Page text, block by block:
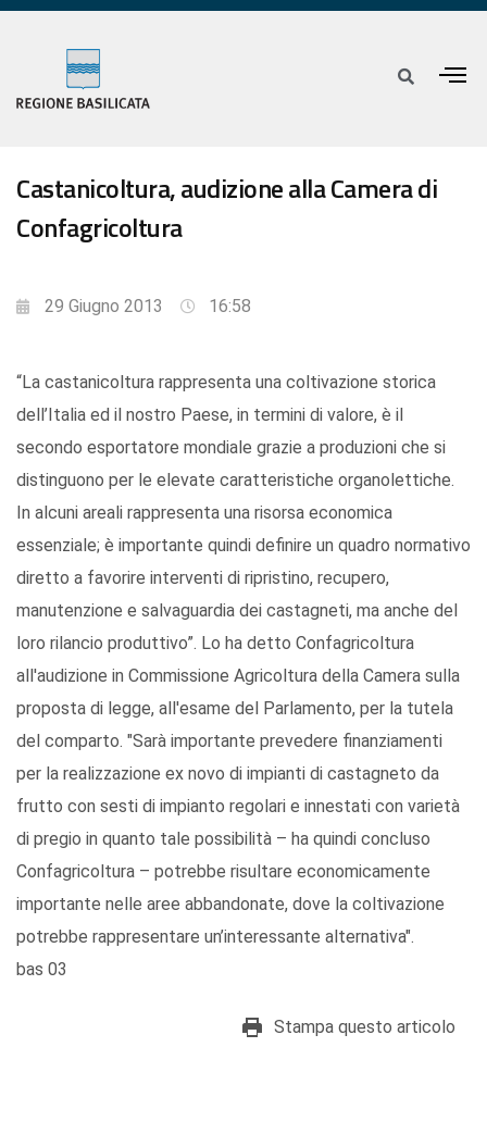
Castanicoltura, audizione alla Camera di
Confagricoltura
29 Giugno 2013 16:58
“La castanicoltura rappresenta una coltivazione storica
dell’Italia ed il nostro Paese, in termini di valore, è il
secondo esportatore mondiale grazie a produzioni che si
distinguono per le elevate caratteristiche organolettiche.
In alcuni areali rappresenta una risorsa economica
essenziale; è importante quindi definire un quadro normativo
diretto a favorire interventi di ripristino, recupero,
manutenzione e salvaguardia dei castagneti, ma anche del
loro rilancio produttivo”. Lo ha detto Confagricoltura
all'audizione in Commissione Agricoltura della Camera sulla
proposta di legge, all'esame del Parlamento, per la tutela
del comparto. "Sarà importante prevedere finanziamenti
per la realizzazione ex novo di impianti di castagneto da
frutto con sesti di impianto regolari e innestati con varietà
di pregio in quanto tale possibilità – ha quindi concluso
Confagricoltura – potrebbe risultare economicamente
importante nelle aree abbandonate, dove la coltivazione
potrebbe rappresentare un’interessante alternativa".
bas 03
Stampa questo articolo